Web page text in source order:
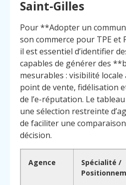
Saint-Gilles
Pour **Adopter un
son commerce pour TPE et
il est essentiel d’identifier
capables de générer des
mesurables : visibilité locale
point de vente, fidélisation
de l’e-réputation. Le
une sélection restreinte
de faciliter une
décision.
Agence
Spécialité /